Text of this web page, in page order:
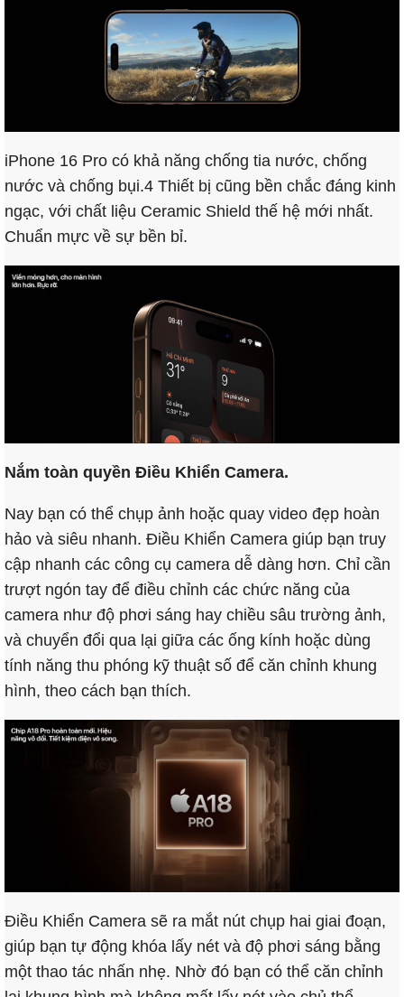
iPhone 16 Pro có khả năng chống tia nước, chống
nước và chống bụi.4 Thiết bị cũng bền chắc đáng kinh
ngạc, với chất liệu Ceramic Shield thế hệ mới nhất.
Chuẩn mực về sự bền bỉ.
Nắm toàn quyền Điều Khiển Camera.
Nay bạn có thể chụp ảnh hoặc quay video đẹp hoàn
hảo và siêu nhanh. Điều Khiển Camera giúp bạn truy
cập nhanh các công cụ camera dễ dàng hơn. Chỉ cần
trượt ngón tay để điều chỉnh các chức năng của
camera như độ phơi sáng hay chiều sâu trường ảnh,
và chuyển đổi qua lại giữa các ống kính hoặc dùng
tính năng thu phóng kỹ thuật số để căn chỉnh khung
hình, theo cách bạn thích.
Điều Khiển Camera sẽ ra mắt nút chụp hai giai đoạn,
giúp bạn tự động khóa lấy nét và độ phơi sáng bằng
một thao tác nhấn nhẹ. Nhờ đó bạn có thể căn chỉnh